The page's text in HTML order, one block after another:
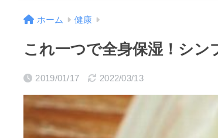
ホーム 健康
これ一つで全身保湿！シ
2019/01/17 2022/03/13